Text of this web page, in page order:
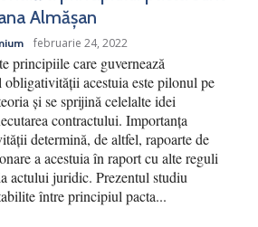
Almășan
februarie 24, 2022
principiile care guvernează
acestuia este pilonul pe
și se sprijină celelalte idei
contractului. Importanța
determină, de altfel, rapoarte de
a acestuia în raport cu alte reguli
actului juridic. Prezentul studiu
între principiul pacta...